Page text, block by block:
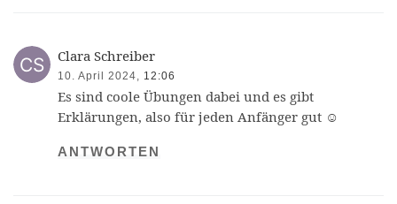
Clara Schreiber
10. April 2024, 12:06
Es sind coole Übungen dabei und es gibt
Erklärungen, also für jeden Anfänger gut ☺️
ANTWORTEN